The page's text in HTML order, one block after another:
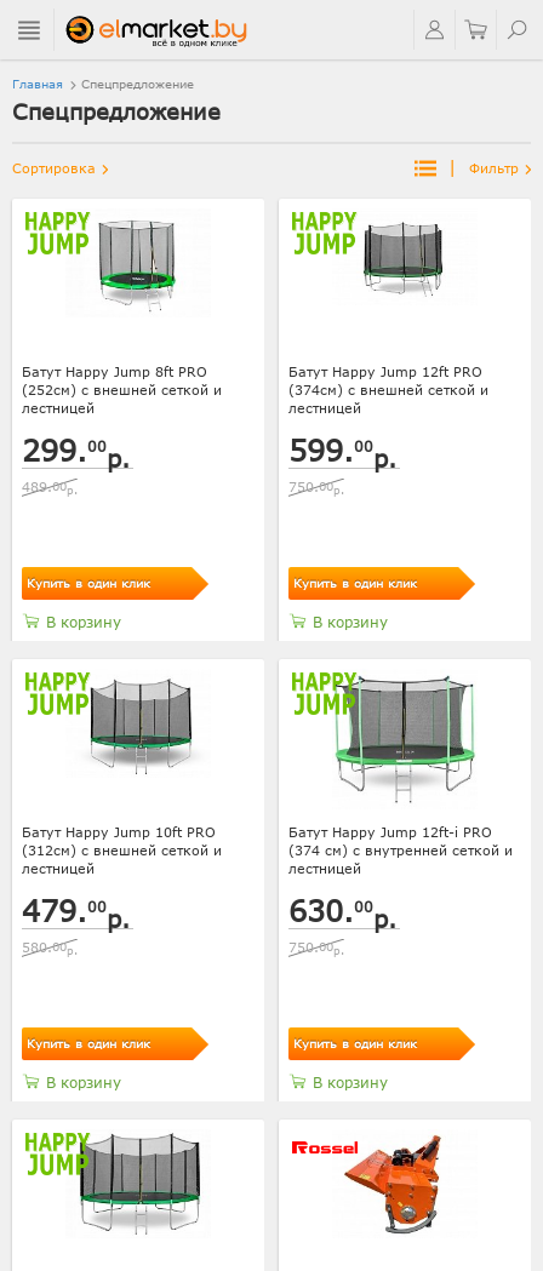
Главная Спецпредложение
Спецпредложение
Сортировка | Фильтр
Батут Happy Jump 8ft PRO
(252см) с внешней сеткой и
лестницей
299.00р.
489.00р.
Купить в один клик
В корзину
Батут Happy Jump 12ft PRO
(374см) с внешней сеткой и
лестницей
599.00р.
750.00р.
Купить в один клик
В корзину
Батут Happy Jump 10ft PRO
(312см) с внешней сеткой и
лестницей
479.00р.
580.00р.
Купить в один клик
В корзину
Батут Happy Jump 12ft-i PRO
(374 см) с внутренней сеткой и
лестницей
630.00р.
750.00р.
Купить в один клик
В корзину